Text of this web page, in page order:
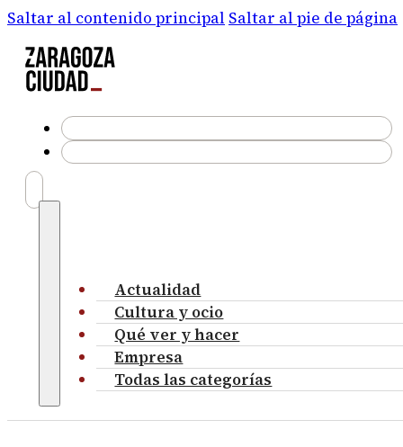
Saltar al contenido principal Saltar al pie de página
Actualidad
Cultura y ocio
Qué ver y hacer
Empresa
Todas las categorías